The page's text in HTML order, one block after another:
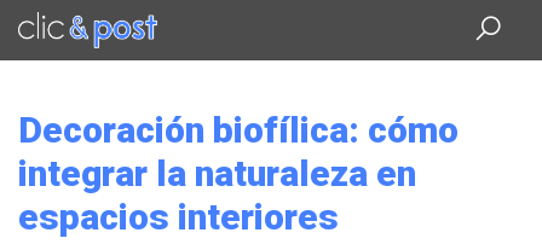
Saltar
contenido
Decoración biofílica: cómo
integrar la naturaleza en
espacios interiores